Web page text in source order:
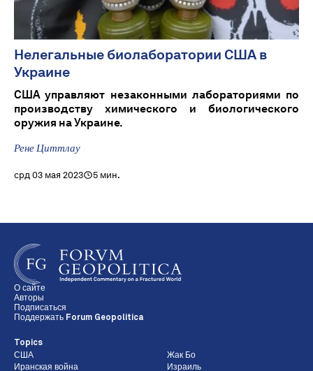
Нелегальные биолаборатории США в
Украине
США управляют незаконными лабораториями по
производству химического и биологического
оружия на Украине.
Рене Циттлау
срд 03 мая 2023 5 мин.
О сайте
Авторы
Подписаться
Поддержать Forum Geopolitica
Topics
США
Жак Бо
Иранская война
Израиль